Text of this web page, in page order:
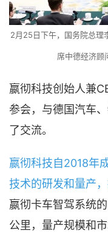
2月25日下午，国务院总理
席中德经济顾
嬴彻科技创始人兼
参会，与德国汽车
了交流。
嬴彻科技自2018年
技术的研发和量产
嬴彻卡车智驾系统
公里，量产规模和